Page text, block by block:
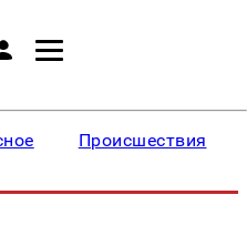
Происшествия